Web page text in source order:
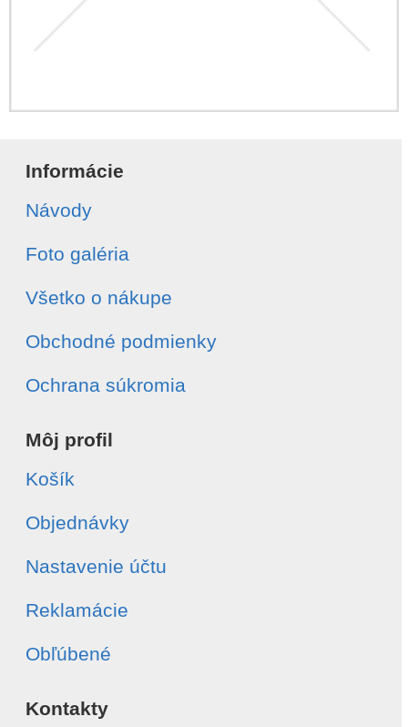
Informácie
Návody
Foto galéria
Všetko o nákupe
Obchodné podmienky
Ochrana súkromia
Môj profil
Košík
Objednávky
Nastavenie účtu
Reklamácie
Obľúbené
Kontakty